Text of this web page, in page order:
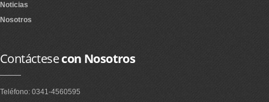
Noticias
Nosotros
Contáctesecon Nosotros
Teléfono: 0341-4560595